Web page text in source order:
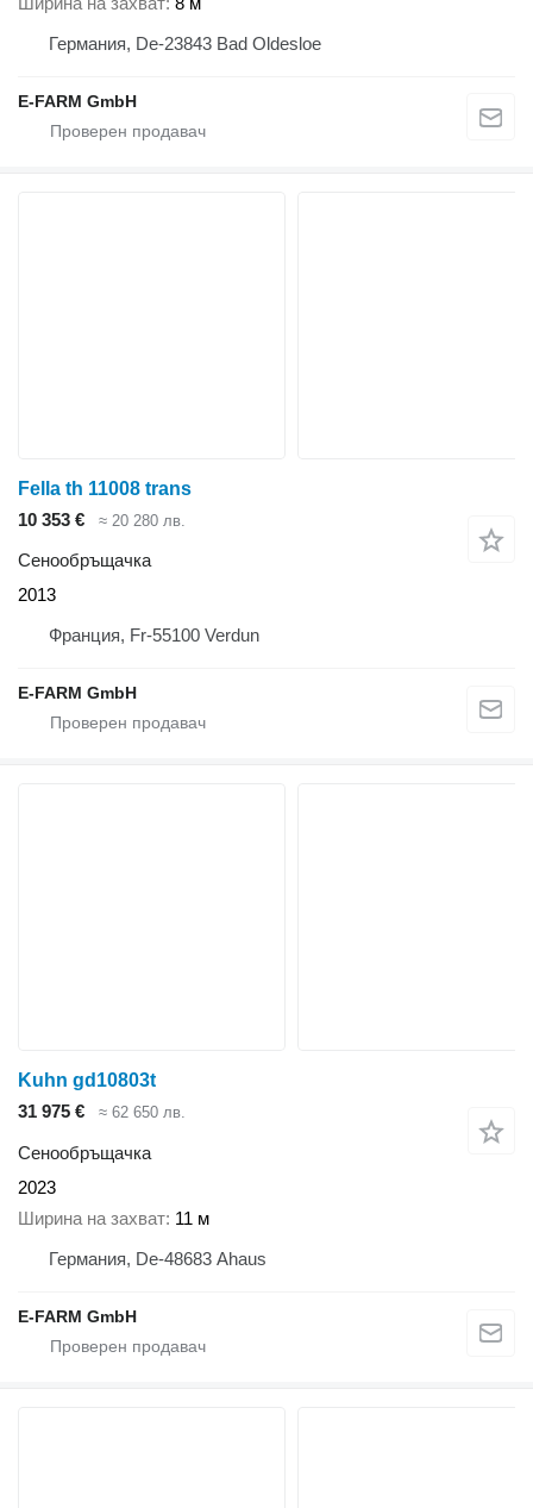
Германия, De-23843 Bad Oldesloe
E-FARM GmbH
Fella th 11008 trans
10 353 €
≈ 20 280 лв.
Сенообръщачка
2013
Франция, Fr-55100 Verdun
E-FARM GmbH
Kuhn gd10803t
31 975 €
≈ 62 650 лв.
Сенообръщачка
2023
Ширина на захват 11 м
Германия, De-48683 Ahaus
E-FARM GmbH